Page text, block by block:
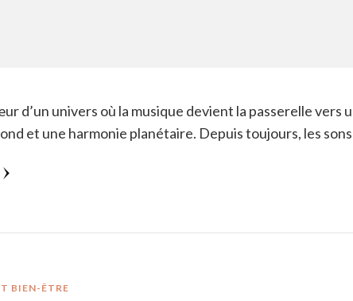
d’un univers où la musique devient la passerelle vers
et une harmonie planétaire. Depuis toujours, les
BIEN-ÊTRE